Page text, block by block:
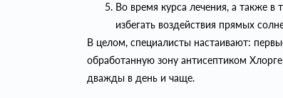
Во время курса лечения, а также
избегать воздействия прямых
В целом, специалисты настаивают:
обработанную зону антисептиком
дважды в день и чаще.